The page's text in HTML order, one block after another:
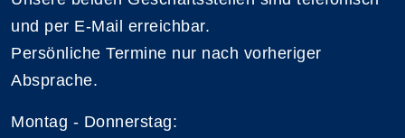
und per E-Mail erreichbar.
Persönliche Termine nur nach vorheriger
Absprache.
Montag - Donnerstag: